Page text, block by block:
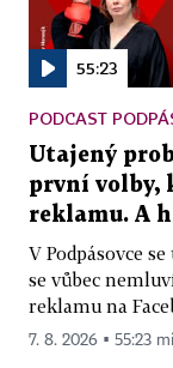
55:23
PODCAST
Utajený
první volby,
reklamu. A
V Podpásovce
se vůbec
reklamu na
7. 8. 2026 ▪ 55:23